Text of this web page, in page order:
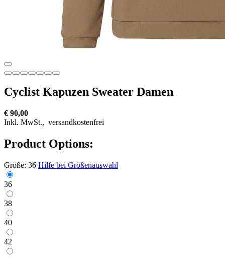
Cyclist Kapuzen Sweater Damen
€ 90,00
Inkl. MwSt., versandkostenfrei
Product Options:
Größe: 36 Hilfe bei Größenauswahl
36
38
40
42